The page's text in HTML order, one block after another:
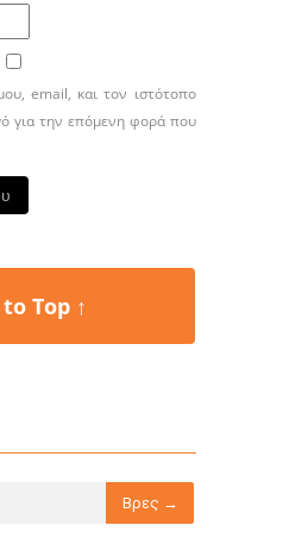
email, και τον ιστότοπο
για την επόμενη φορά που
Top ↑